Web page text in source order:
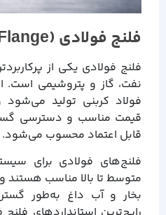
فلنج فولادی (Carbon Steel Flange)
فلنج فولادی یکی از
فولاد کربنی تولید می‌شود
قیمت مناسب و دسترسی
قابل اعتماد محسوب می‌شود.
فلنج‌های فولادی برای
متوسط تا بالا مناسب هستند
بخار و آب داغ به‌طور